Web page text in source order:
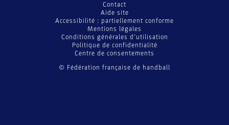
© Fédération française de handball
Contact
Aide site
Accessibilité : partiellement conforme
Mentions légales
Conditions générales d’utilisation
Politique de confidentialité
Centre de consentements